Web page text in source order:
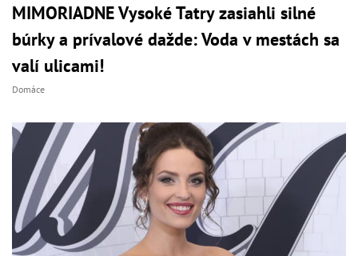
MIMORIADNE Vysoké Tatry zasiahli silné
búrky a prívalové dažde: Voda v mestách sa
valí ulicami!
Domáce